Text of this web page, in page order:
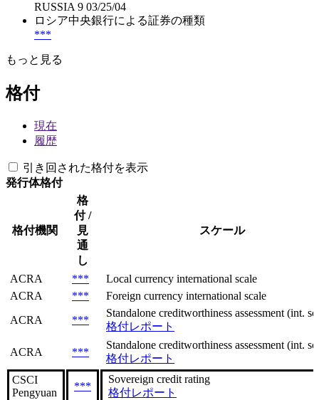
RUSSIA 9 03/25/04
ロシア中央銀行による証券の種類
***
もっと見る
格付
現在
履歴
引き回された格付を表示
発行体格付
格付機関
格
付 /
見
通
し
スケール
ACRA ***
Local currency international scale
ACRA
***
Foreign currency international scale
ACRA
***
Standalone creditworthiness assessment (int.
格付レポート
ACRA ***
Standalone creditworthiness assessment (int.
格付レポート
CSCI
Pengyuan
***
Sovereign сredit rating
格付レポート